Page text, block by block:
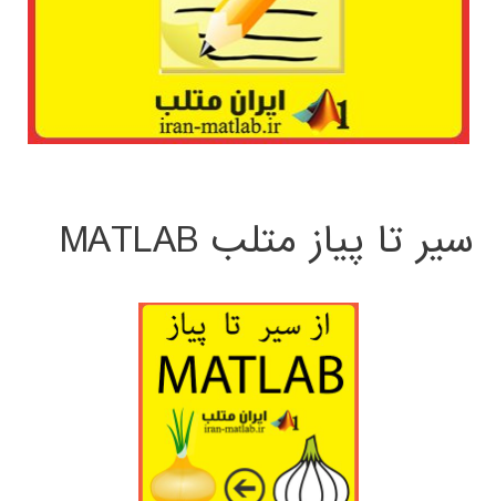
سیر تا پیاز متلب MATLAB